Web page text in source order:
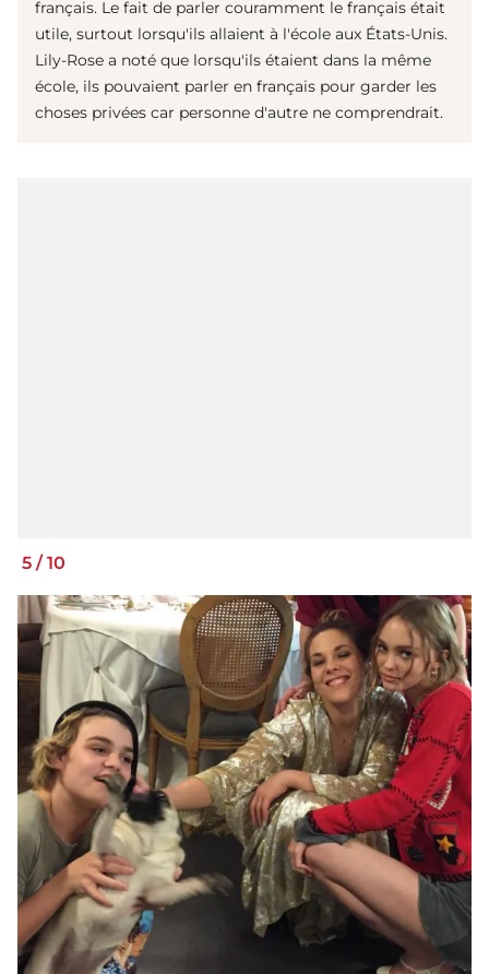
français. Le fait de parler couramment le français était
utile, surtout lorsqu'ils allaient à l'école aux États-Unis.
Lily-Rose a noté que lorsqu'ils étaient dans la même
école, ils pouvaient parler en français pour garder les
choses privées car personne d'autre ne comprendrait.
5 / 10